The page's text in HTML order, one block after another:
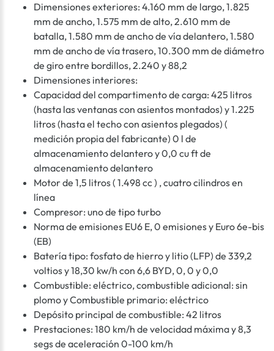
Dimensiones exteriores: 4.160 mm de largo, 1.825
mm de ancho, 1.575 mm de alto, 2.610 mm de
batalla, 1.580 mm de ancho de vía delantero, 1.580
mm de ancho de vía trasero, 10.300 mm de diámetro
de giro entre bordillos, 2.240 y 88,2
Dimensiones interiores:
Capacidad del compartimento de carga: 425 litros
(hasta las ventanas con asientos montados) y 1.225
litros (hasta el techo con asientos plegados) (
medición propia del fabricante) 0 l de
almacenamiento delantero y 0,0 cu ft de
almacenamiento delantero
Motor de 1,5 litros ( 1.498 cc ) , cuatro cilindros en
línea
Compresor: uno de tipo turbo
Norma de emisiones EU6 E, 0 emisiones y Euro 6e-bis
(EB)
Batería tipo: fosfato de hierro y litio (LFP) de 339,2
voltios y 18,30 kw/h con 6,6 BYD, 0, 0 y 0,0
Combustible: eléctrico, combustible adicional: sin
plomo y Combustible primario: eléctrico
Depósito principal de combustible: 42 litros
Prestaciones: 180 km/h de velocidad máxima y 8,3
segs de aceleración 0-100 km/h